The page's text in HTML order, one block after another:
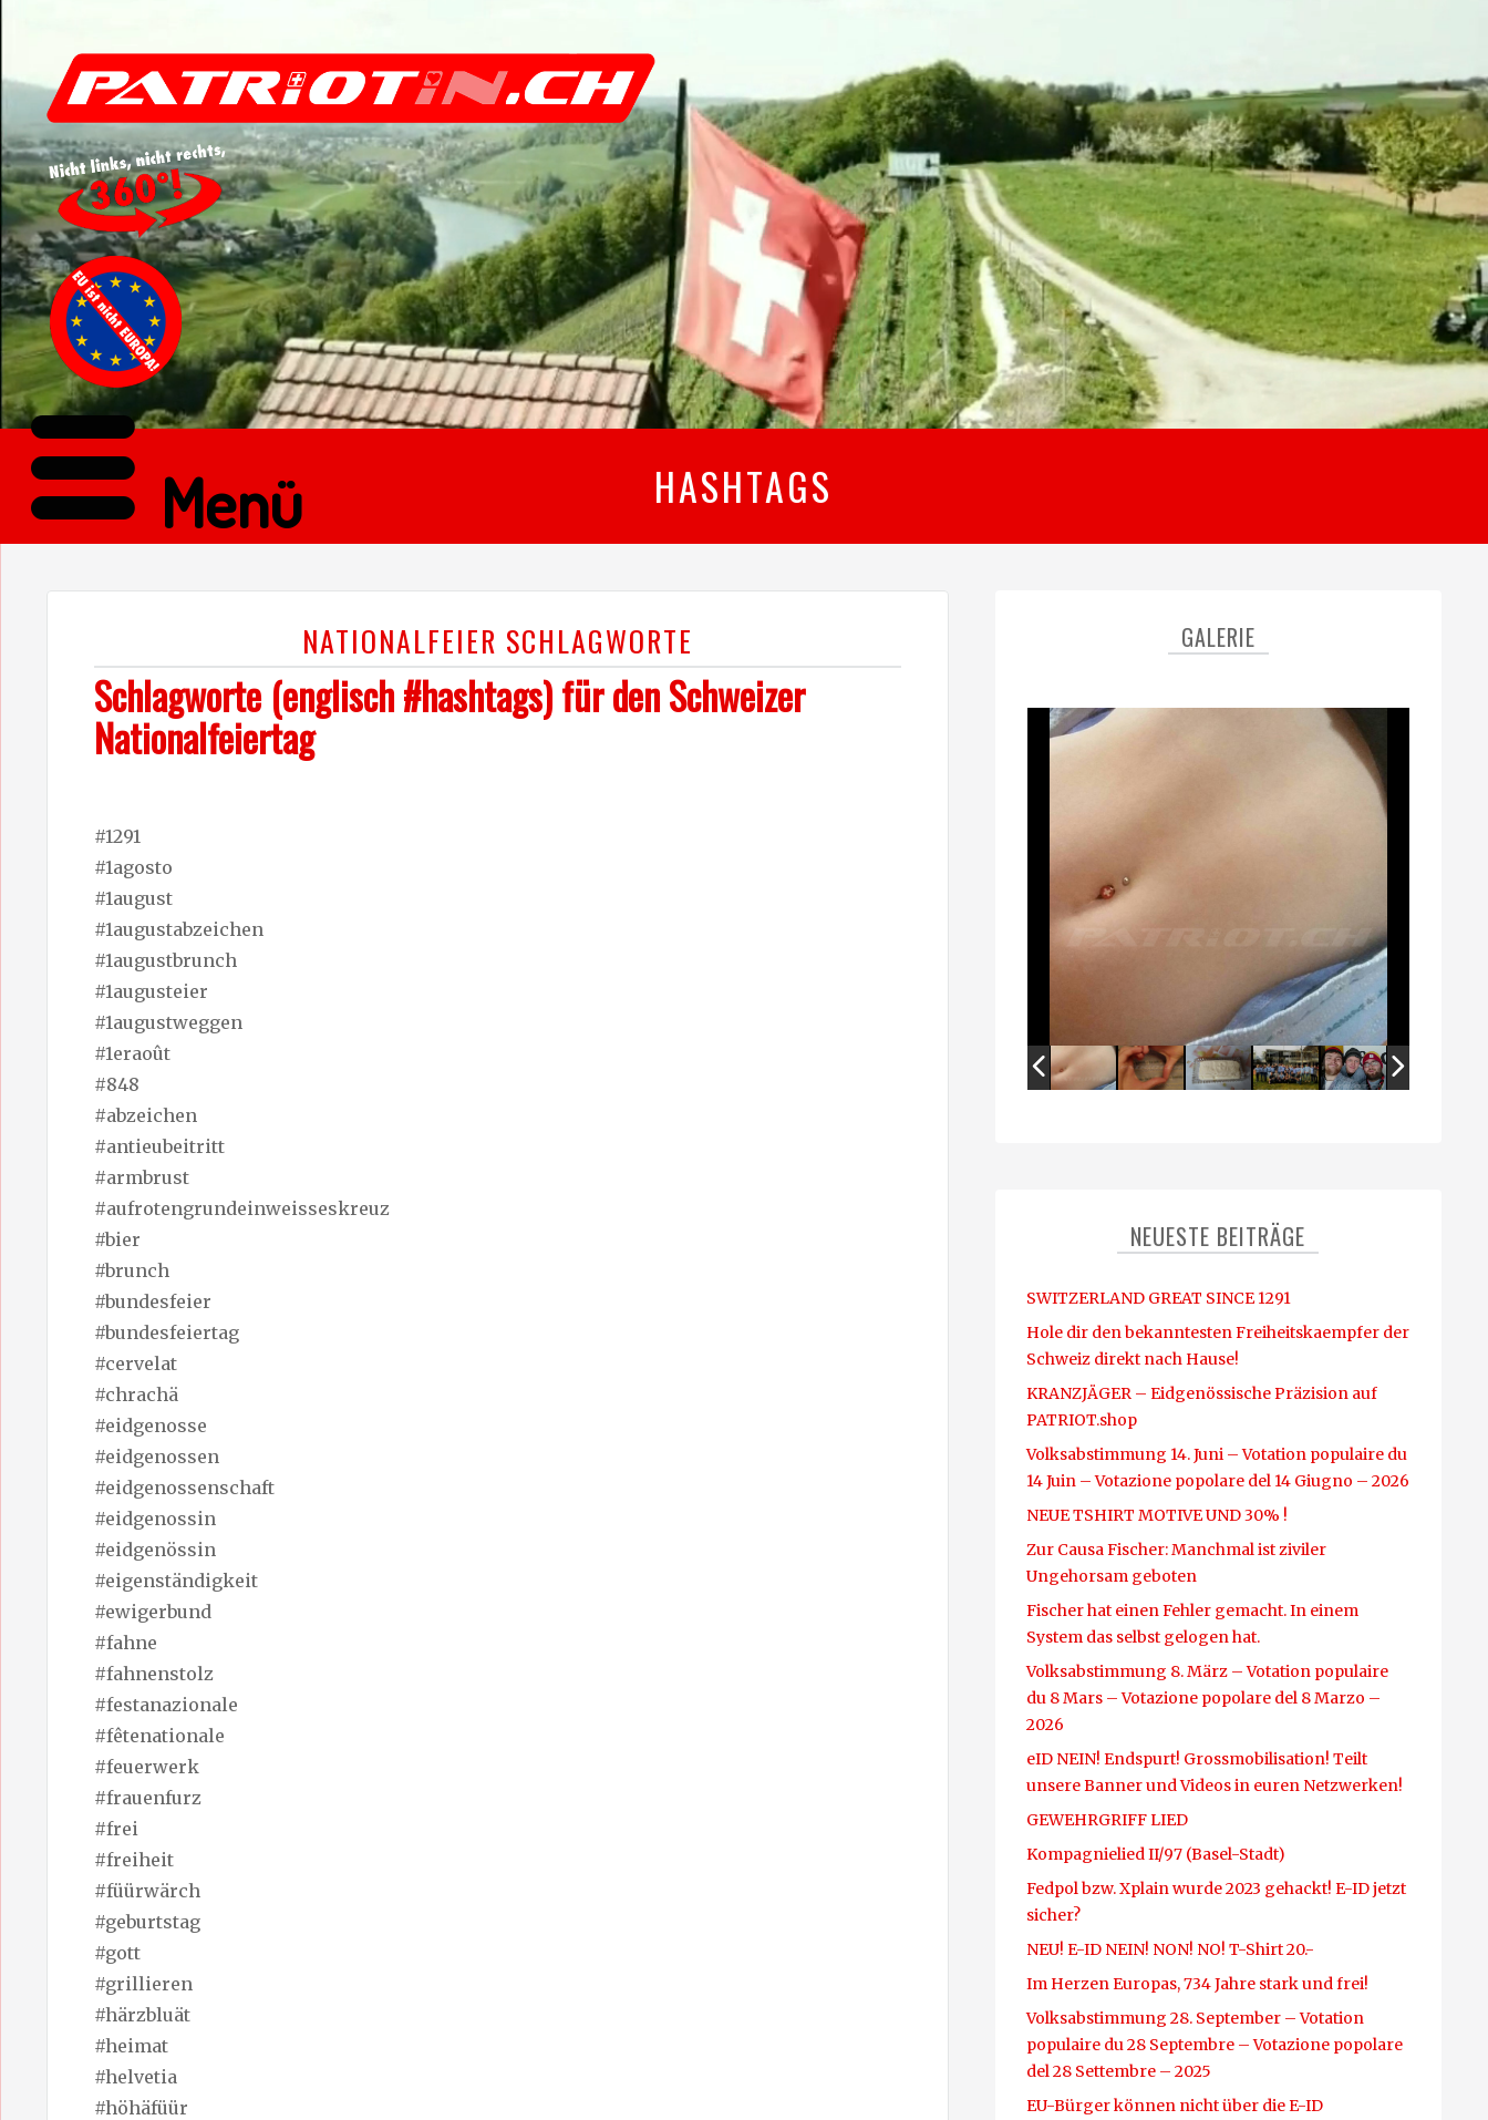
HASHTAGS
NATIONALFEIER SCHLAGWORTE
Schlagworte (englisch #hashtags) für den Schweizer
Nationalfeiertag
#1291
#1agosto
#1august
#1augustabzeichen
#1augustbrunch
#1augusteier
#1augustweggen
#1eraoût
#848
#abzeichen
#antieubeitritt
#armbrust
#aufrotengrundeinweisseskreuz
#bier
#brunch
#bundesfeier
#bundesfeiertag
#cervelat
#chrachä
#eidgenosse
#eidgenossen
#eidgenossenschaft
#eidgenossin
#eidgenössin
#eigenständigkeit
#ewigerbund
#fahne
#fahnenstolz
#festanazionale
#fêtenationale
#feuerwerk
#frauenfurz
#frei
#freiheit
#füürwärch
#geburtstag
#gott
#grillieren
#härzbluät
#heimat
#helvetia
#höhäfüür
GALERIE
NEUESTE BEITRÄGE
SWITZERLAND GREAT SINCE 1291
Hole dir den bekanntesten Freiheitskaempfer der
Schweiz direkt nach Hause!
KRANZJÄGER – Eidgenössische Präzision auf
PATRIOT.shop
Volksabstimmung 14. Juni – Votation populaire du
14 Juin – Votazione popolare del 14 Giugno – 2026
NEUE TSHIRT MOTIVE UND 30% !
Zur Causa Fischer: Manchmal ist ziviler
Ungehorsam geboten
Fischer hat einen Fehler gemacht. In einem
System das selbst gelogen hat.
Volksabstimmung 8. März – Votation populaire
du 8 Mars – Votazione popolare del 8 Marzo –
2026
eID NEIN! Endspurt! Grossmobilisation! Teilt
unsere Banner und Videos in euren Netzwerken!
GEWEHRGRIFF LIED
Kompagnielied II/97 (Basel-Stadt)
Fedpol bzw. Xplain wurde 2023 gehackt! E-ID jetzt
sicher?
NEU! E-ID NEIN! NON! NO! T-Shirt 20.-
Im Herzen Europas, 734 Jahre stark und frei!
Volksabstimmung 28. September – Votation
populaire du 28 Septembre – Votazione popolare
del 28 Settembre – 2025
EU-Bürger können nicht über die E-ID
Menü